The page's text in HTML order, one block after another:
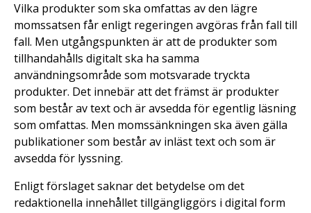
Vilka produkter som ska omfattas av den lägre
momssatsen får enligt regeringen avgöras från fall till
fall. Men utgångspunkten är att de produkter som
tillhandahålls digitalt ska ha samma
användningsområde som motsvarade tryckta
produkter. Det innebär att det främst är produkter
som består av text och är avsedda för egentlig läsning
som omfattas. Men momssänkningen ska även gälla
publikationer som består av inläst text och som är
avsedda för lyssning.
Enligt förslaget saknar det betydelse om det
redaktionella innehållet tillgängliggörs i digital form